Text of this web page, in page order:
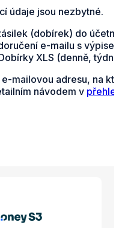
údaje jsou nezbytné.
(dobírek) do
e-mailu s
XLS (denně,
mailovou adresu, na
návodem v